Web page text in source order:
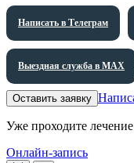
Написать в Телеграм
Выездная служба в МАХ
Оставить заявку
Уже проходите
Онлайн-запись